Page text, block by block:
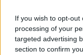
If you wish to opt-
processing of your
targeted advertising
section to confirm
Al Vacjo